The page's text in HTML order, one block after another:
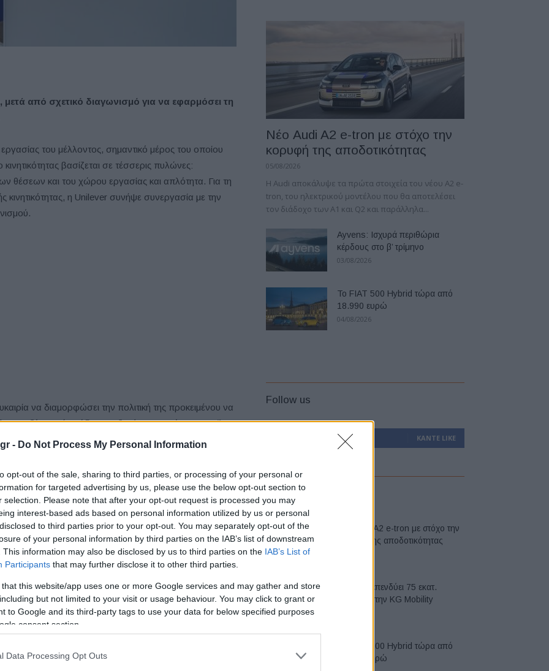
- Do Not Process My Personal Information
opt-out of the sale, sharing to third parties, or processing of your personal or
for targeted advertising by us, please use the below opt-out section to
selection. Please note that after your opt-out request is processed you may
interest-based ads based on personal information utilized by us or personal
to third parties prior to your opt-out. You may separately opt-out of the
of your personal information by third parties on the IAB’s list of downstream
This information may also be disclosed by us to third parties on the IAB’s List of
Participants that may further disclose it to other third parties.
that this website/app uses one or more Google services and may gather and store
but not limited to your visit or usage behaviour. You may click to grant or
to Google and its third-party tags to use your data for below specified purposes
consent section.
Data Processing Opt Outs
από σχετικό διαγωνισμό για να εφαρμόσει τη
του μέλλοντος, σημαντικό μέρος του οποίου
βασίζεται σε τέσσερις πυλώνες:
θέσεων και του χώρου εργασίας και απλότητα. Για τη
κινητικότητας, η Unilever συνήψε συνεργασία με την
να διαμορφώσει την πολιτική της προκειμένου να
εργαζόμενο ή ομάδα εργαζομένων. Αυτό το προφίλ
με ποιο επίδομα, με ποιους τύπους επιλογών
Εντός αυτών των παραμέτρων οι εργαζόμενοι είναι
τρόπους κινητικότητας.
ισχύει για σχεδόν 2.000 εργαζόμενους της Unilever
τις επιλογές τους μετακίνησης μέσω ενιαίας
κινητικότητας της XXImo παρέχει πρόσβαση στα
διαμοιρασμού (σκούτερ, αυτοκίνητα,
εύκολη εξόφληση των εξόδων μετακίνησης εάν
η αποζημίωση για τους πιο βιώσιμους τρόπους
Unilever κάλυπταν την πενθήμερη εργάσιμη εβδομάδα
Νέο Audi A2 e-tron με στόχο την
κορυφή της αποδοτικότητας
05/08/2026
Η Audi αποκάλυψε τα πρώτα στοιχεία του νέου A2 e-
tron, του ηλεκτρικού μοντέλου που θα αποτελέσει
τον διάδοχο των A1 και Q2 και παράλληλα...
Ayvens: Iσχυρά περιθώρια
κέρδους στο β’ τρίμηνο
03/08/2026
Το FIAT 500 Hybrid τώρα από
18.990 ευρώ
04/08/2026
Follow us
Υποστηρικτές ΚΆΝΤΕ LIKE
Latest
Νέο Audi A2 e-tron με στόχο την
κορυφή της αποδοτικότητας
Η Chery επενδύει 75 εκατ.
δολάρια στην KG Mobility
Το FIAT 500 Hybrid τώρα από
18.990 ευρώ